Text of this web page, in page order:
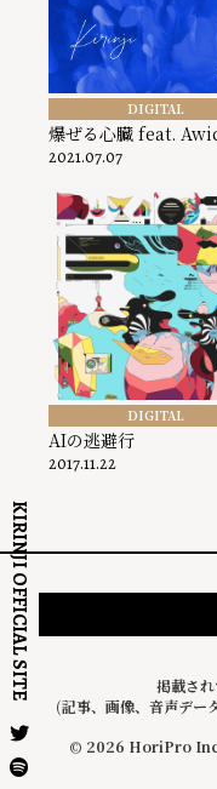
KIRINJI OFFICIAL SITE
DIGITAL
爆ぜる心臓 feat.
2021.07.07
DIGITAL
AIの逃避行
2017.11.22
掲載さ
(記事、画像、音声デー
© 2026 HoriPro